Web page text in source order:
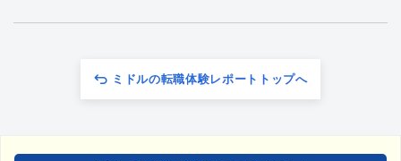
ミドルの転職体験レポートトップへ